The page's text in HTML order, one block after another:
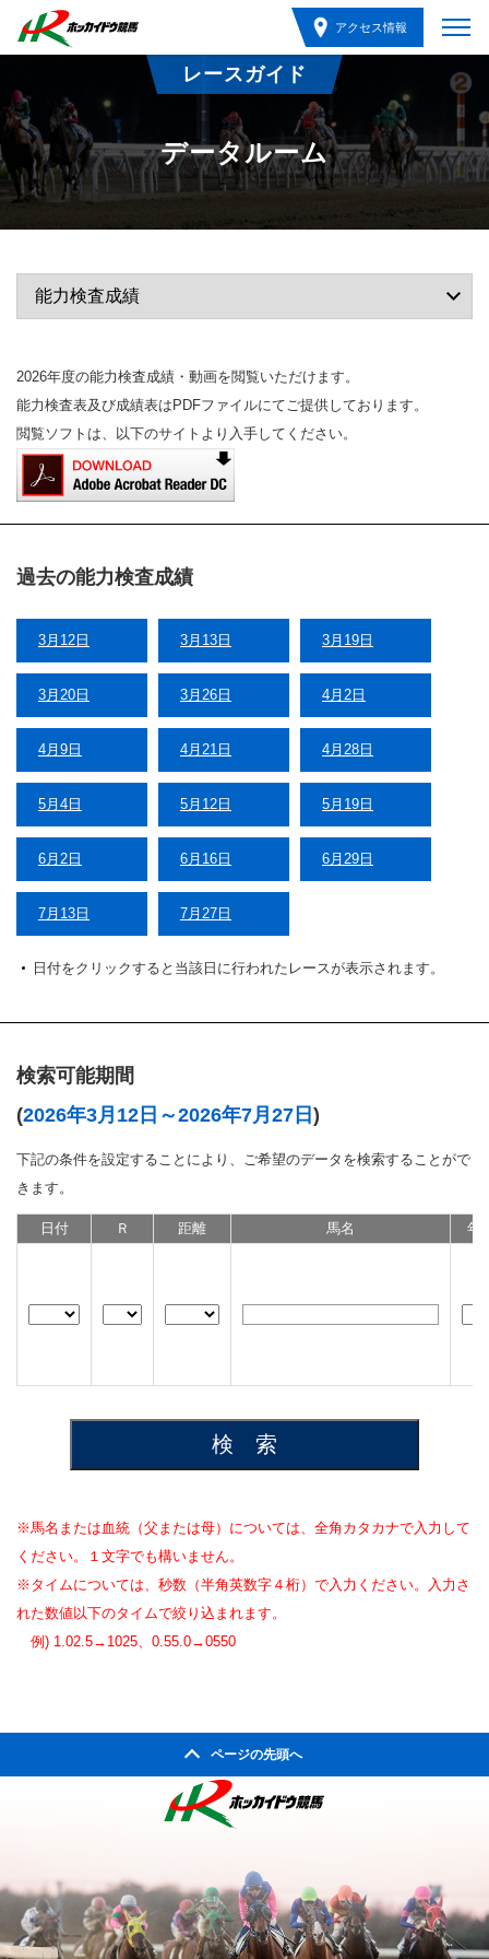
アクセス情報
レースガイド
データルーム
2026年度の能力検査成績・動画を閲覧いただけます。
能力検査表及び成績表はPDFファイルにてご提供しております。
閲覧ソフトは、以下のサイトより入手してください。
過去の能力検査成績
3月12日 3月13日 3月19日
3月20日 3月26日 4月2日
4月9日 4月21日 4月28日
5月4日 5月12日 5月19日
6月2日 6月16日 6月29日
7月13日 7月27日
日付をクリックすると当該日に行われたレースが表示されます。
検索可能期間
(2026年3月12日～2026年7月27日 )
下記の条件を設定することにより、ご希望のデータを検索することがで
きます。
日付 Ｒ 距離 馬名 年
※馬名または血統（父または母）については、全角カタカナで入力して
ください。１文字でも構いません。
※タイムについては、秒数（半角英数字４桁）で入力ください。入力さ
れた数値以下のタイムで絞り込まれます。
例) 1.02.5→1025、0.55.0→0550
ページの先頭へ